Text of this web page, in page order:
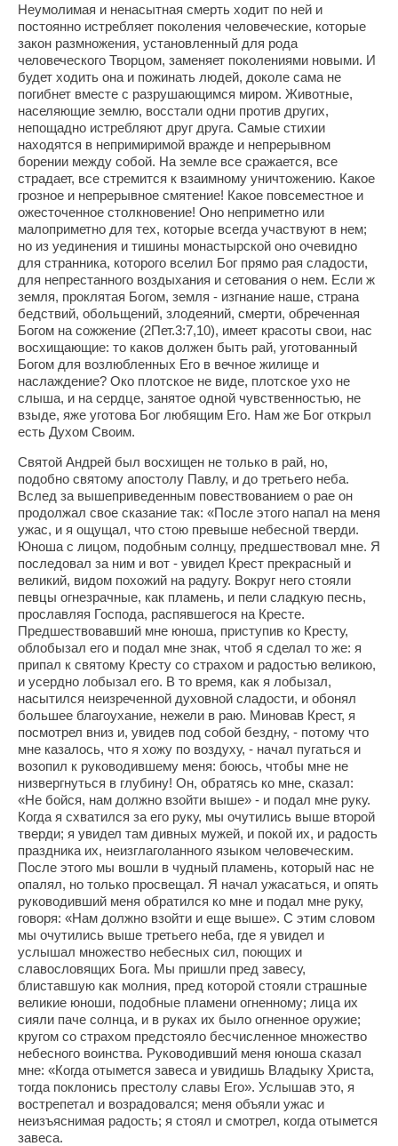
Неумолимая и ненасытная смерть ходит по ней и
постоянно истребляет поколения человеческие, которые
закон размножения, установленный для рода
человеческого Творцом, заменяет поколениями новыми. И
будет ходить она и пожинать людей, доколе сама не
погибнет вместе с разрушающимся миром. Животные,
населяющие землю, восстали одни против других,
непощадно истребляют друг друга. Самые стихии
находятся в непримиримой вражде и непрерывном
борении между собой. На земле все сражается, все
страдает, все стремится к взаимному уничтожению. Какое
грозное и непрерывное смятение! Какое повсеместное и
ожесточенное столкновение! Оно неприметно или
малоприметно для тех, которые всегда участвуют в нем;
но из уединения и тишины монастырской оно очевидно
для странника, которого вселил Бог прямо рая сладости,
для непрестанного воздыхания и сетования о нем. Если ж
земля, проклятая Богом, земля - изгнание наше, страна
бедствий, обольщений, злодеяний, смерти, обреченная
Богом на сожжение (2Пет.3:7,10), имеет красоты свои, нас
восхищающие: то каков должен быть рай, уготованный
Богом для возлюбленных Его в вечное жилище и
наслаждение? Око плотское не виде, плотское ухо не
слыша, и на сердце, занятое одной чувственностью, не
взыде, яже уготова Бог любящим Его. Нам же Бог открыл
есть Духом Своим.
Святой Андрей был восхищен не только в рай, но,
подобно святому апостолу Павлу, и до третьего неба.
Вслед за вышеприведенным повествованием о рае он
продолжал свое сказание так: «После этого напал на меня
ужас, и я ощущал, что стою превыше небесной тверди.
Юноша с лицом, подобным солнцу, предшествовал мне. Я
последовал за ним и вот - увидел Крест прекрасный и
великий, видом похожий на радугу. Вокруг него стояли
певцы огнезрачные, как пламень, и пели сладкую песнь,
прославляя Господа, распявшегося на Кресте.
Предшествовавший мне юноша, приступив ко Кресту,
облобызал его и подал мне знак, чтоб я сделал то же: я
припал к святому Кресту со страхом и радостью великою,
и усердно лобызал его. В то время, как я лобызал,
насытился неизреченной духовной сладости, и обонял
большее благоухание, нежели в раю. Миновав Крест, я
посмотрел вниз и, увидев под собой бездну, - потому что
мне казалось, что я хожу по воздуху, - начал пугаться и
возопил к руководившему меня: боюсь, чтобы мне не
низвергнуться в глубину! Он, обратясь ко мне, сказал:
«Не бойся, нам должно взойти выше» - и подал мне руку.
Когда я схватился за его руку, мы очутились выше второй
тверди; я увидел там дивных мужей, и покой их, и радость
праздника их, неизглаголанного языком человеческим.
После этого мы вошли в чудный пламень, который нас не
опалял, но только просвещал. Я начал ужасаться, и опять
руководивший меня обратился ко мне и подал мне руку,
говоря: «Нам должно взойти и еще выше». С этим словом
мы очутились выше третьего неба, где я увидел и
услышал множество небесных сил, поющих и
славословящих Бога. Мы пришли пред завесу,
блиставшую как молния, пред которой стояли страшные
великие юноши, подобные пламени огненному; лица их
сияли паче солнца, и в руках их было огненное оружие;
кругом со страхом предстояло бесчисленное множество
небесного воинства. Руководивший меня юноша сказал
мне: «Когда отымется завеса и увидишь Владыку Христа,
тогда поклонись престолу славы Его». Услышав это, я
вострепетал и возрадовался; меня объяли ужас и
неизъяснимая радость; я стоял и смотрел, когда отымется
завеса.